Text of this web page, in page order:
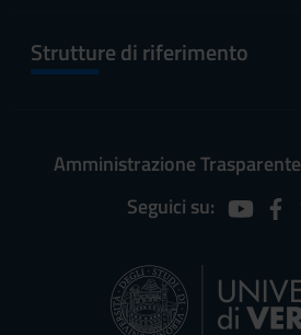
Strutture di riferimento
Amministrazione Trasparente
Seguici su: